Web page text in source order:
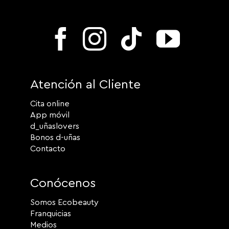
Atención al Cliente
Cita online
App móvil
d_uñaslovers
Bonos d-uñas
Contacto
Conócenos
Somos Ecobeauty
Franquicias
Medios